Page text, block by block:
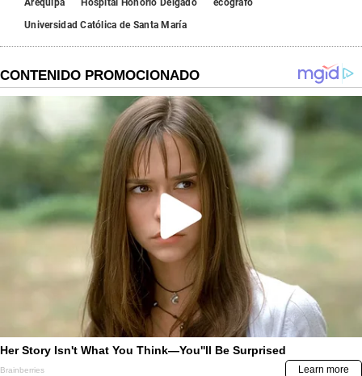
Arequipa Hospital Honorio Delgado
ecógrafo
Universidad Católica de Santa María